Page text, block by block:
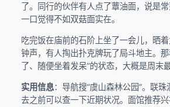
了。同行的伙伴有人点了蕈油面，说是
一口觉得不如双菇面实在。
吃完饭在庙前的石阶上坐了一会儿，晒
钟声，有人掏出扑克牌玩了局斗地主。
了、随便坐着发呆”的状态，大概是周末
实用信息：导航搜“虞山森林公园”。联珠
去之前可以查一下近期状况。面馆推荐兴